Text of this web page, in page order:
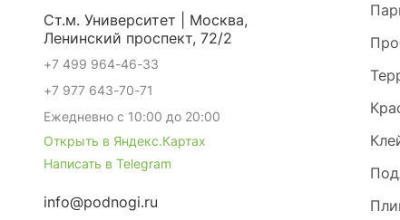
Ст.м. Университет | Москва,
Ленинский проспект, 72/2
+7 499 964-46-33
+7 977 643-70-71
Ежедневно с 10:00 до 20:00
Открыть в Яндекс.Картах
Написать в Telegram
info@podnogi.ru